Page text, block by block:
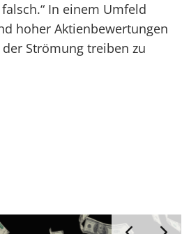
In einem Umfeld
hoher Aktienbewertungen
Strömung treiben zu